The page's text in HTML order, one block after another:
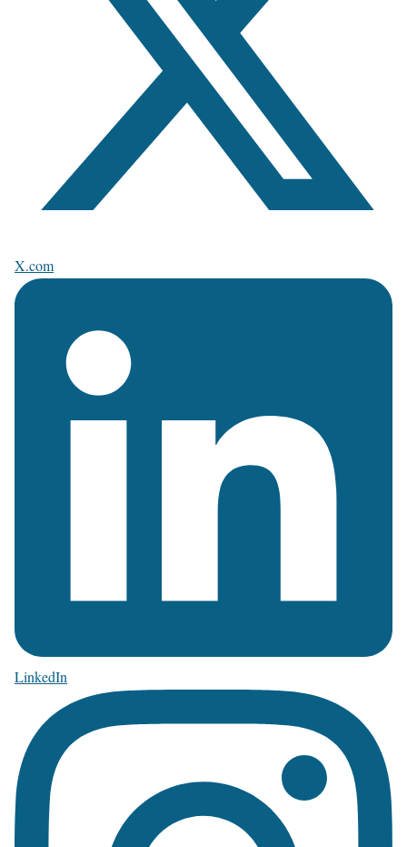
X.com
LinkedIn